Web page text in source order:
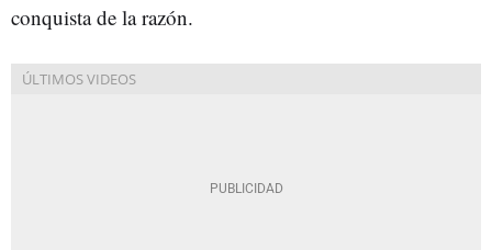
conquista de la razón.